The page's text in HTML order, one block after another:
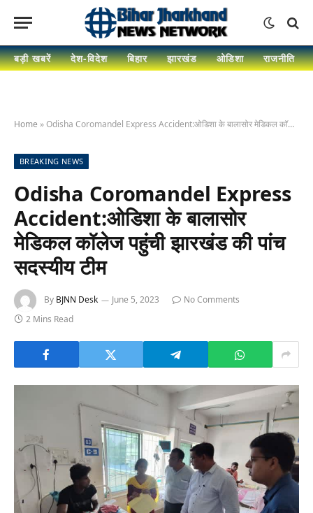
बड़ी खबरें देश-विदेश बिहार झारखंड ओडिशा राजनीति
Home »Odisha Coromandel Express Accident:ओडिशा के बालासोर मेडिकल कॉलेज पहुंची झारखंड की पांच सदस्यीय टीम
BREAKING NEWS
Odisha Coromandel Express
Accident:ओडिशा के बालासोर
मेडिकल कॉलेज पहुंची झारखंड की पांच
सदस्यीय टीम
By BJNN Desk June 5, 2023
No Comments
2 Mins Read